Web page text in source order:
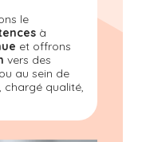
le
à
et offrons
vers des
au sein de
chargé qualité,